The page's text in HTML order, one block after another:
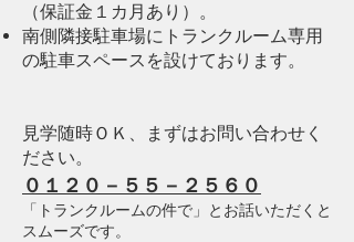
（保証金１カ月あり）。
南側隣接駐車場にトランクルーム専用
の駐車スペースを設けております。
見学随時ＯＫ、まずはお問い合わせく
ださい。
０１２０－５５－２５６０
「トランクルームの件で」とお話いただくと
スムーズです。